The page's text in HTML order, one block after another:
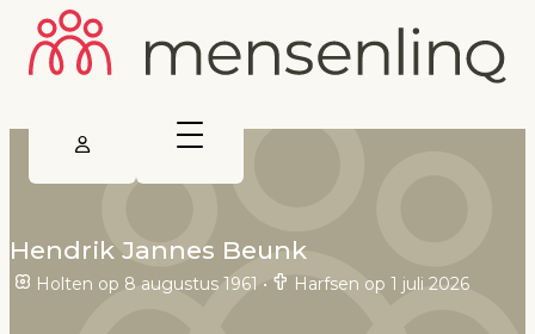
Hendrik Jannes Beunk
Holten op 8 augustus 1961 • Harfsen op 1 juli 2026